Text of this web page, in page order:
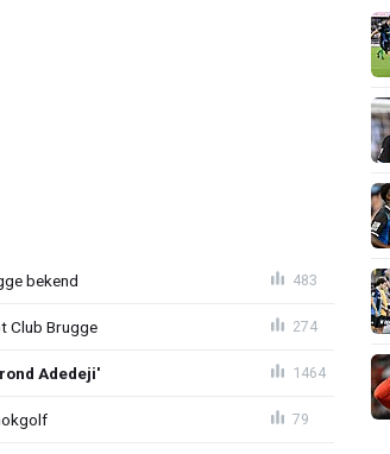
bekend 483
Club Brugge 274
Adedeji' 1464
79